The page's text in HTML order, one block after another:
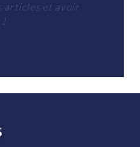
articles et avoir
!